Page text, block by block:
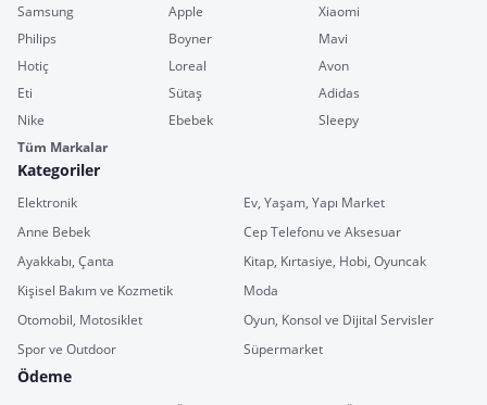
Samsung Apple
Xiaomi
Philips
Boyner
Mavi
Hotiç
Loreal
Avon
Eti
Sütaş
Adidas
Nike
Ebebek
Sleepy
Tüm Markalar
Kategoriler
Elektronik
Ev, Yaşam, Yapı Market
Anne Bebek
Cep Telefonu ve Aksesuar
Ayakkabı, Çanta
Kitap, Kırtasiye, Hobi, Oyuncak
Kişisel Bakım ve Kozmetik
Moda
Otomobil, Motosiklet
Oyun, Konsol ve Dijital Servisler
Spor ve Outdoor
Süpermarket
Ödeme